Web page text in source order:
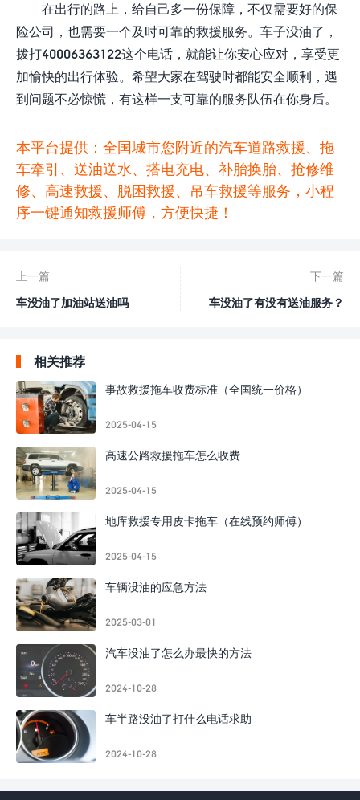
在出行的路上，给自己多一份保障，不仅需要好的保
险公司，也需要一个及时可靠的救援服务。车子没油了，
拨打40006363122这个电话，就能让你安心应对，享受更
加愉快的出行体验。希望大家在驾驶时都能安全顺利，遇
到问题不必惊慌，有这样一支可靠的服务队伍在你身后。
本平台提供：全国城市您附近的汽车道路救援、拖
车牵引、送油送水、搭电充电、补胎换胎、抢修维
修、高速救援、脱困救援、吊车救援等服务，小程
序一键通知救援师傅，方便快捷！
上一篇
车没油了加油站送油吗
下一篇
车没油了有没有送油服务？
相关推荐
事故救援拖车收费标准（全国统一价格）
2025-04-15
高速公路救援拖车怎么收费
2025-04-15
地库救援专用皮卡拖车（在线预约师傅）
2025-04-15
车辆没油的应急方法
2025-03-01
汽车没油了怎么办最快的方法
2024-10-28
车半路没油了打什么电话求助
2024-10-28